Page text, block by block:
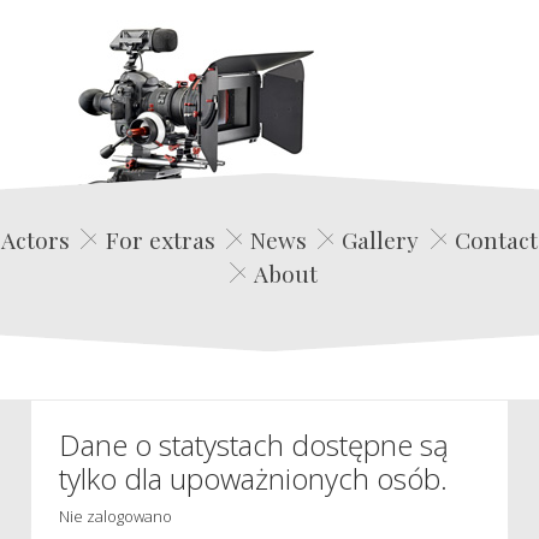
Edwin Film Agencja Aktorska
Actors For extras News Gallery
Contact
About
Dane o statystach dostępne są
tylko dla upoważnionych osób.
Nie zalogowano